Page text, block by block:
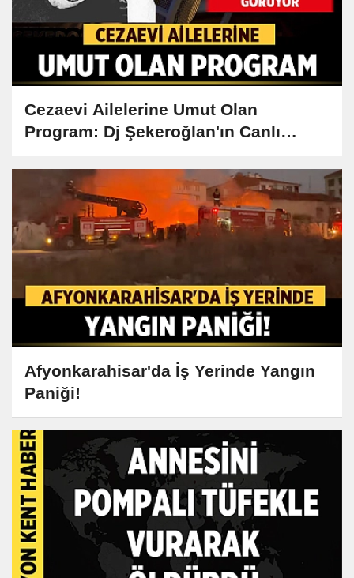
Cezaevi Ailelerine Umut Olan
Program: Dj Şekeroğlan'ın Canlı
Yayını Büyük İlgi Görüyor
Afyonkarahisar'da İş Yerinde Yangın
Paniği!